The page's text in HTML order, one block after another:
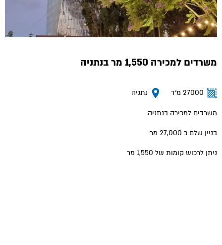
משרדים למכירה 1,550 מר בנתניה
27000 מ״ר נתניה
משרדים למכירה בנתניה
בניין שלם כ 27,000 מר
ניתן לרכוש קומות של 1,550 מר